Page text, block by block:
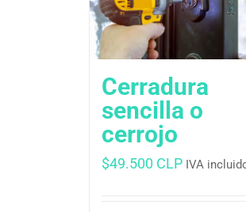
Cerradura
sencilla o
cerrojo
$49.500 CLP IVA